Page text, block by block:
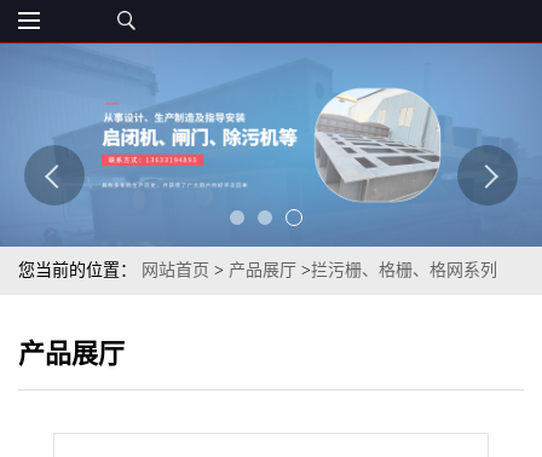
您当前的位置： 网站首页 > 产品展厅 >拦污栅、格栅、格网系列
产品展厅